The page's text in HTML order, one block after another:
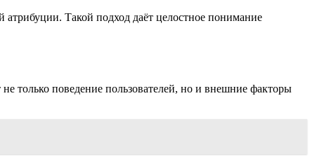
Такой подход даёт целостное понимание
только поведение пользователей, но и внешние факторы